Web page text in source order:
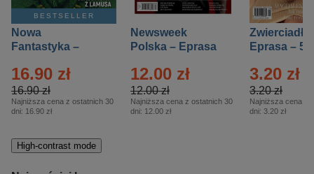
BESTSELLER
Nowa
Fantastyka –
16.90 zł
16.90 zł
Najniższa cena z ostatnich 30
dni: 16.90 zł
Newsweek
Polska – Eprasa
12.00 zł
12.00 zł
Najniższa cena z ostatnich 30
dni: 12.00 zł
Zwierciadło
Eprasa – 5/
3.20 zł
3.20 zł
Najniższa cena z
dni: 3.20 zł
High-contrast mode